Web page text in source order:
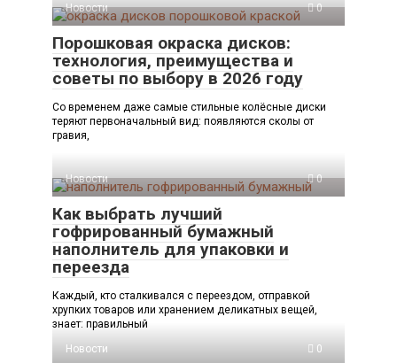
Новости 0
Порошковая окраска дисков:
технология, преимущества и
советы по выбору в 2026 году
Со временем даже самые стильные колёсные диски
теряют первоначальный вид: появляются сколы от
гравия,
Новости 0
Как выбрать лучший
гофрированный бумажный
наполнитель для упаковки и
переезда
Каждый, кто сталкивался с переездом, отправкой
хрупких товаров или хранением деликатных вещей,
знает: правильный
Новости
0